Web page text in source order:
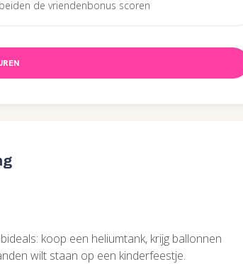
koop een heliumtank, krijg ballonnen
wilt staan op een kinderfeestje.